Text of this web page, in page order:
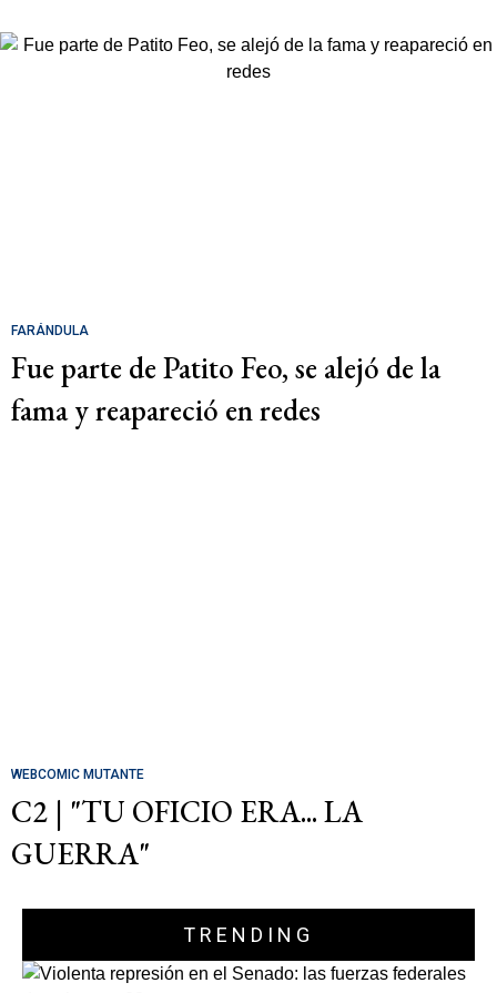
FARÁNDULA
Fue parte de Patito Feo, se alejó de la
fama y reapareció en redes
WEBCOMIC MUTANTE
C2 | "TU OFICIO ERA... LA
GUERRA"
TRENDING